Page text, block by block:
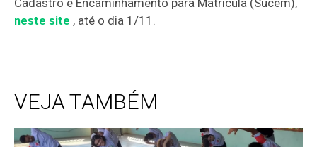
Cadastro e Encaminhamento para Matrícula (Sucem),
neste site , até o dia 1/11.
VEJA TAMBÉM